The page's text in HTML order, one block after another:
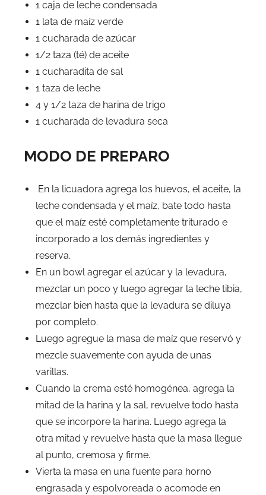
1 caja de leche condensada
1 lata de maíz verde
1 cucharada de azúcar
1/2 taza (té) de aceite
1 cucharadita de sal
1 taza de leche
4 y 1/2 taza de harina de trigo
1 cucharada de levadura seca
MODO DE PREPARO
En la licuadora agrega los huevos, el aceite, la
leche condensada y el maíz, bate todo hasta
que el maíz esté completamente triturado e
incorporado a los demás ingredientes y
reserva.
En un bowl agregar el azúcar y la levadura,
mezclar un poco y luego agregar la leche tibia,
mezclar bien hasta que la levadura se diluya
por completo.
Luego agregue la masa de maíz que reservó y
mezcle suavemente con ayuda de unas
varillas.
Cuando la crema esté homogénea, agrega la
mitad de la harina y la sal, revuelve todo hasta
que se incorpore la harina. Luego agrega la
otra mitad y revuelve hasta que la masa llegue
al punto, cremosa y firme.
Vierta la masa en una fuente para horno
engrasada y espolvoreada o acomode en